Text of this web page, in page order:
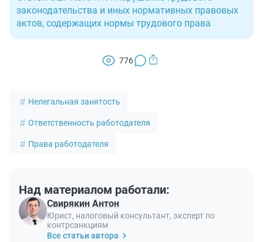
законодательства и иных нормативных правовых
актов, содержащих нормы трудового права
776
Нелегальная занятость
Ответственность работодателя
Права работодателя
Над материалом работали:
Свирякин Антон
Юрист, налоговый консультант, эксперт по
контрсанкциям
Все статьи автора